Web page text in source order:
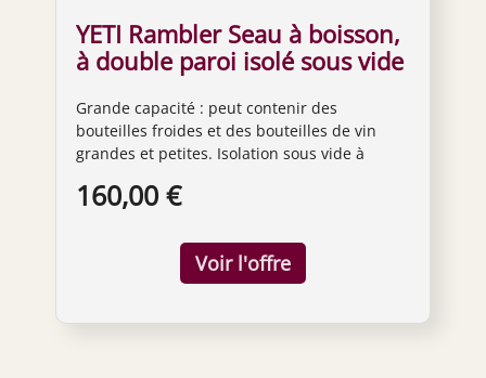
YETI Rambler Seau à boisson,
à double paroi isolé sous vide
Grande capacité : peut contenir des
bouteilles froides et des bouteilles de vin
grandes et petites. Isolation sous vide à
et les boissons froides. Poignée rotative : la
lors du transport de boissons. Anneau
antidérapant pour pieds d'ours : aide à éviter
les claquements indésirables, les glissements
160,00 €